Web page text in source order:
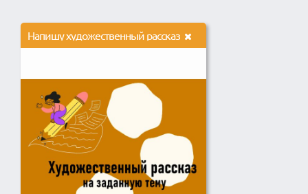
Напишу художественный рассказ